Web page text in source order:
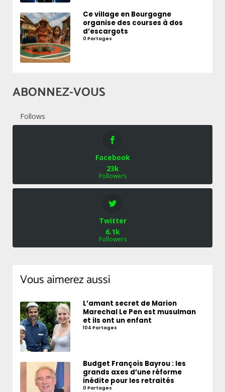
Ce village en Bourgogne
organise des courses à dos
d’escargots
0 Partages
ABONNEZ-VOUS
Follows
Facebook
23k
Followers
Twitter
6.1k
Followers
Vous aimerez aussi
L’amant secret de Marion
Marechal Le Pen est musulman
et ils ont un enfant
104 Partages
Budget François Bayrou : les
grands axes d’une réforme
inédite pour les retraités
0 Partages